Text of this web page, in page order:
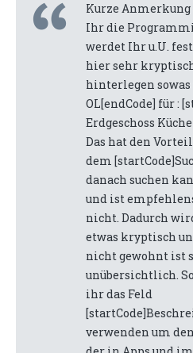
Kurze
Ihr die
werdet Ihr u.U.
hier sehr
hinterlegen sowas
OL[endCode] für :
Erdgeschoss
Das hat den
dem
danach suchen
und ist
nicht. Dadurch
etwas kryptisch
nicht gewohnt ist
unübersichtlich.
ihr das Feld
verwenden um